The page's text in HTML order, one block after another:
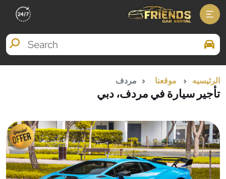
Search Brands
الرئيسيه موقعنا مردف
تأجير سيارة في مردف، دبي